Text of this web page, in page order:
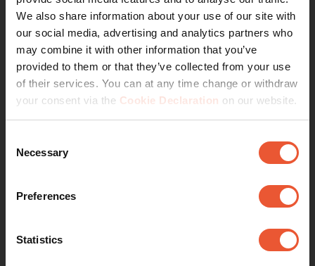
We also share information about your use of our site with
our social media, advertising and analytics partners who
may combine it with other information that you’ve
provided to them or that they’ve collected from your use
of their services. You can at any time change or withdraw
your consent via the Cookie Declaration on our website.
Selection
Necessary
Preferences
Statistics
TÜV gecertificeerd
Muurafstand: 7,7–71,5 cm
Draaien tot 120°
Bekijk